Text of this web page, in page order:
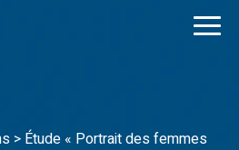
> Étude « Portrait des femmes